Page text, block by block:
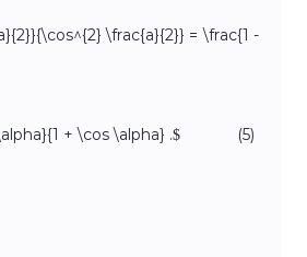
\frac{a}{2}} = \frac{1 -
\alpha}{1 + \cos \alpha} .$ (5)